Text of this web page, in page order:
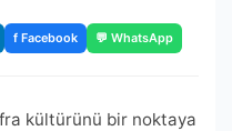
f Facebook 💬 WhatsApp
kültürünü bir noktaya